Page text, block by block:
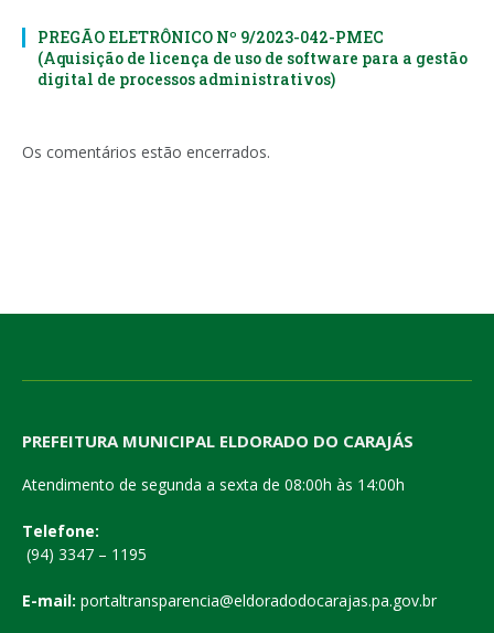
PREGÃO ELETRÔNICO Nº 9/2023-042-PMEC
(Aquisição de licença de uso de software para a gestão
digital de processos administrativos)
Os comentários estão encerrados.
PREFEITURA MUNICIPAL ELDORADO DO CARAJÁS
Atendimento de segunda a sexta de 08:00h às 14:00h
Telefone:
(94) 3347 – 1195
E-mail: portaltransparencia@eldoradodocarajas.pa.gov.br